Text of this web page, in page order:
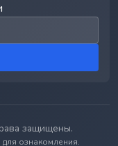
защищены.
ознакомления.